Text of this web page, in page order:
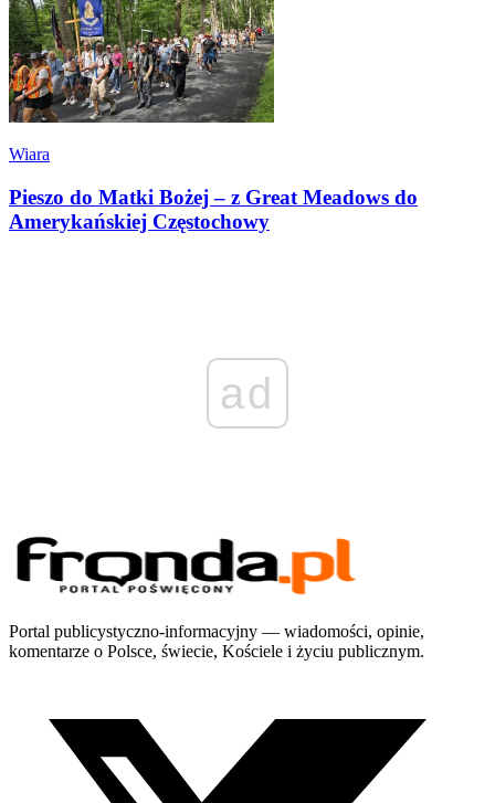
Wiara
Pieszo do Matki Bożej – z Great Meadows do
Amerykańskiej Częstochowy
ad
Portal publicystyczno-informacyjny — wiadomości, opinie,
komentarze o Polsce, świecie, Kościele i życiu publicznym.